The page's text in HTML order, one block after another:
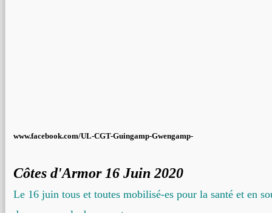
www.facebook.com/UL-CGT-Guingamp-Gwengamp-
Côtes d'Armor 16 Juin 2020
Le 16 juin tous et toutes mobilisé-es pour la santé et en